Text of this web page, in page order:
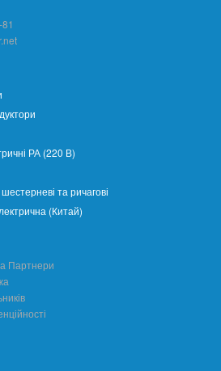
РА (220 В)
шестерневі та ричагові
(Китай)
Партнери